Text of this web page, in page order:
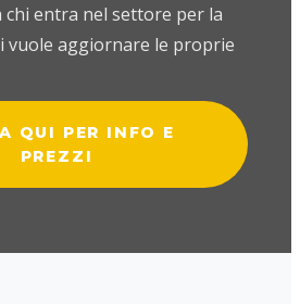
chi entra nel settore per la
vuole aggiornare le proprie
QUI PER INFO E
PREZZI